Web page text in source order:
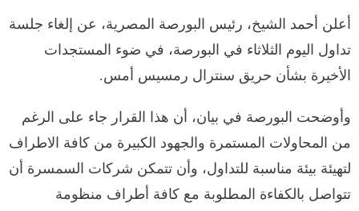
أعلن أحمد الشيخ، رئيس البورصة المصرية، عن إلغاء جلسة
تداول اليوم الثلاثاء في البورصة، في ضوء المستجدات
الأخيرة بشأن حريق سنترال رمسيس أمس.
وأوضحت البورصة في بيان، أن هذا القرار جاء على الرغم
من المحاولات المستمرة والجهود الكبيرة من كافة الاطراف
لتهيئة بيئة مناسبة للتداول، وأن تتمكن شركات السمسرة أن
تتواصل بالكفاءة المطلوبة مع كافة أطراف منظومة